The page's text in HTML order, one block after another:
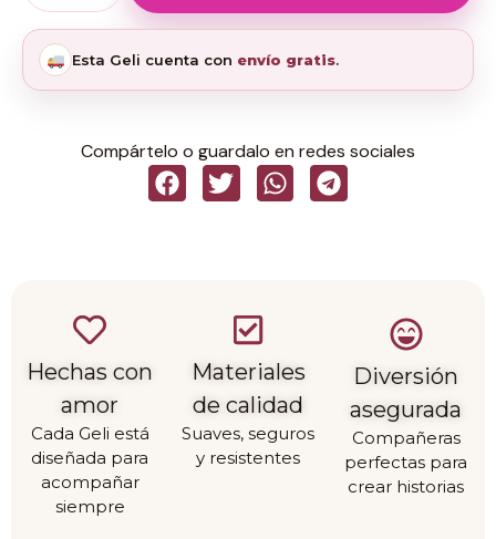
Esta Geli cuenta con envío gratis.
Compártelo o guardalo en redes sociales
Hechas con
amor
Cada Geli está
diseñada para
acompañar
siempre
Materiales
de calidad
Suaves, seguros
y resistentes
Diversión
asegurada
Compañeras
perfectas para
crear historias